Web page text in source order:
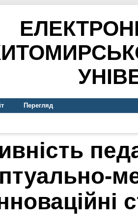
Перегляд